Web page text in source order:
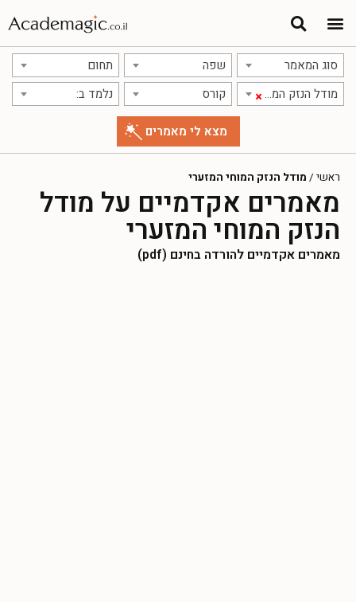
סוג המאמר שפה תחום
×מודל הנזק המוחי המזערי קורס נלמד ב:
ראשי / מודל הנזק המוחי המזערי
מאמרים אקדמיים על מודל
הנזק המוחי המזערי
מאמרים אקדמיים להורדה בחינם (pdf)